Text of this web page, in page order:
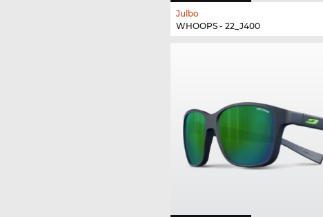
Julbo
WHOOPS - 22_J400